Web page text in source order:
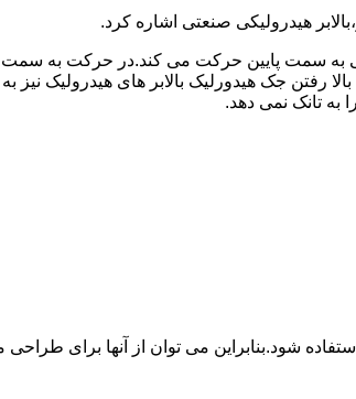
هیدرولیکی صنعتی اشاره کرد.
سمت پایین حرکت می کند.در حرکت به سمت
جک هیدورلیک بالابر های هیدرولیک نیز
به تانک نمی دهد.
شود.بنابراین می توان از آنها برای